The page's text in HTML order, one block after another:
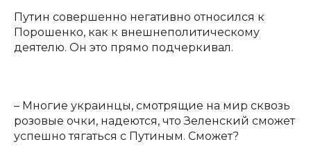
Путин совершенно негативно относился к
Порошенко, как к внешнеполитическому
деятелю. Он это прямо подчеркивал.
– Многие украинцы, смотрящие на мир сквозь
розовые очки, надеются, что Зеленский сможет
успешно тягаться с Путиным. Сможет?